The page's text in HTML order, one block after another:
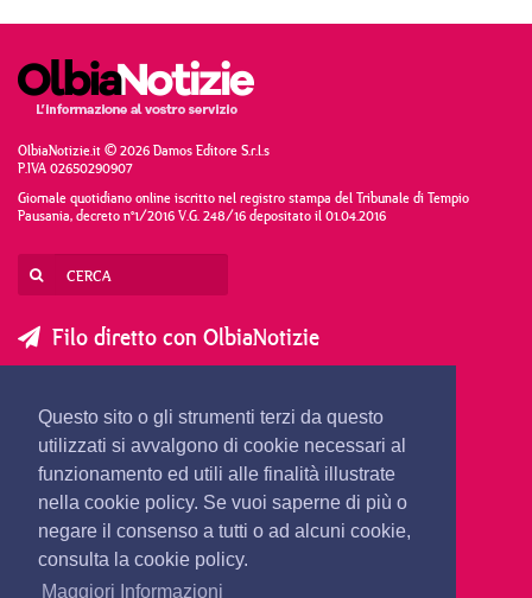
Questo sito o gli strumenti terzi da questo
utilizzati si avvalgono di cookie necessari al
funzionamento ed utili alle finalità illustrate
nella cookie policy. Se vuoi saperne di più o
negare il consenso a tutti o ad alcuni cookie,
consulta la cookie policy.
Maggiori Informazioni
OlbiaNotizie.it © 2026 Damos Editore S.r.l.s
P.IVA 02650290907
Giornale quotidiano online iscritto nel registro stampa del Tribunale di Tempio
Pausania, decreto n°1/2016 V.G. 248/16 depositato il 01.04.2016
Filo diretto con OlbiaNotizie
SEGNALA UNA NOTIZIA
SEGNALA UN EVENTO
redazione@olbianotizie.it